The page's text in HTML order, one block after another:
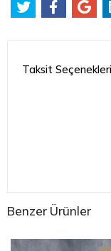
Taksit Seçenekleri
Benzer Ürünler